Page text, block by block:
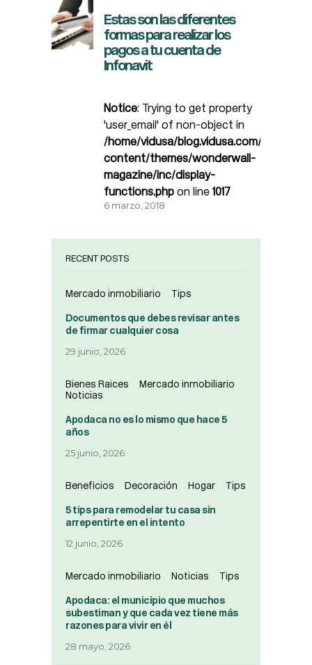
Estas son las diferentes
formas para realizar los
pagos a tu cuenta de
Infonavit
Notice: Trying to get property
'user_email' of non-object in
/home/vidusa/blog.vidusa.com/wp-
content/themes/wonderwall-
magazine/inc/display-
functions.php on line 1017
6 marzo, 2018
RECENT POSTS
Mercado inmobiliario Tips
Documentos que debes revisar antes
de firmar cualquier cosa
29 junio, 2026
Bienes Raices
Mercado inmobiliario
Noticias
Apodaca no es lo mismo que hace 5
años
25 junio, 2026
Beneficios Decoración Hogar Tips
5 tips para remodelar tu casa sin
arrepentirte en el intento
12 junio, 2026
Mercado inmobiliario Noticias Tips
Apodaca: el municipio que muchos
subestiman y que cada vez tiene más
razones para vivir en él
28 mayo, 2026